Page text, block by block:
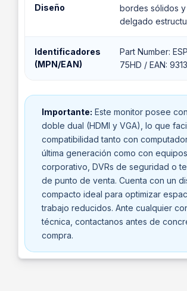
Diseño
bordes sólidos
delgado
Identificadores
(MPN/EAN)
Part Number:
75HD / EAN:
Importante: Este monitor posee
doble dual (HDMI y VGA), lo que
compatibilidad tanto con
última generación como con
corporativo, DVRs de seguridad o
de punto de venta. Cuenta con un
compacto ideal para optimizar
trabajo reducidos. Ante cualquier
técnica, contactanos antes de
compra.